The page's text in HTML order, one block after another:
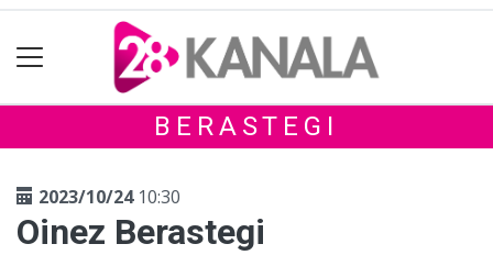
BERASTEGI
2023/10/2410:30
Oinez Berastegi